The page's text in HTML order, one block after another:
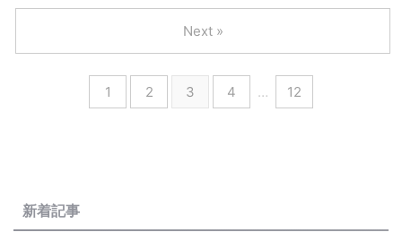
1 2 3 4 … 12
Next »
新着記事